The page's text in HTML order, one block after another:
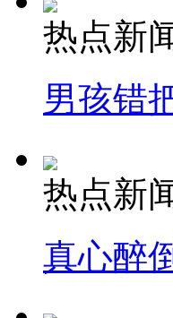
热点新
男孩错
热点新
真心醉